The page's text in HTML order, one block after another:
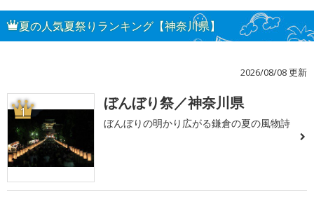
夏の人気夏祭りランキング【神奈川県】
2026/08/08 更新
1 ぼんぼり祭／神奈川県
ぼんぼりの明かり広がる鎌倉の夏の風物詩